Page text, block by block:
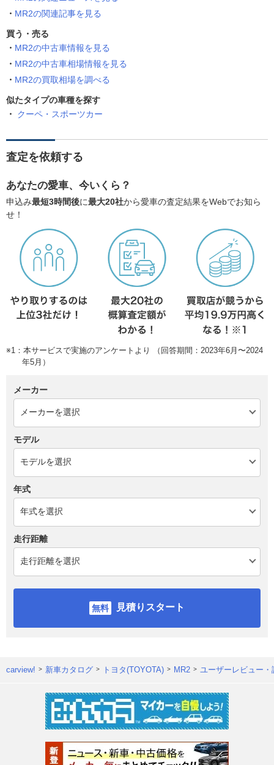
MR2の関連記事を見る
買う・売る
MR2の中古車情報を見る
MR2の中古車相場情報を見る
MR2の買取相場を調べる
似たタイプの車種を探す
クーペ・スポーツカー
査定を依頼する
あなたの愛車、今いくら？
申込み最短3時間後に最大20社から愛車の査定結果をWebでお知ら
せ！
※1：本サービスで実施のアンケートより （回答期間：2023年6月〜2024
年5月）
メーカー
モデル
年式
走行距離
見積りスタート
carview! 新車カタログ トヨタ(TOYOTA) MR2 ユーザーレビュー・